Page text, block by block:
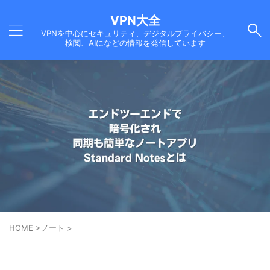
VPN大全
VPNを中心にセキュリティ、デジタルプライバシー、
検閲、AIになどの情報を発信しています
HOME > ノート >